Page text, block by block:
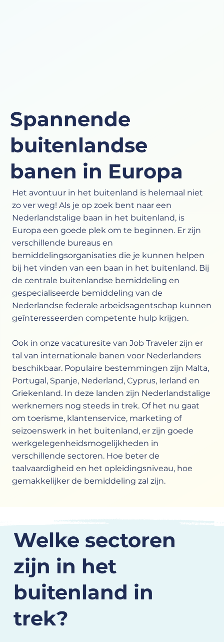
Spannende
buitenlandse
banen in Europa
Het avontuur in het buitenland is helemaal niet
zo ver weg! Als je op zoek bent naar een
Nederlandstalige baan in het buitenland, is
Europa een goede plek om te beginnen. Er zijn
verschillende bureaus en
bemiddelingsorganisaties die je kunnen helpen
bij het vinden van een baan in het buitenland. Bij
de centrale buitenlandse bemiddeling en
gespecialiseerde bemiddeling van de
Nederlandse federale arbeidsagentschap kunnen
geïnteresseerden competente hulp krijgen.
Ook in onze vacaturesite van Job Traveler zijn er
tal van internationale banen voor Nederlanders
beschikbaar. Populaire bestemmingen zijn Malta,
Portugal, Spanje, Nederland, Cyprus, Ierland en
Griekenland. In deze landen zijn Nederlandstalige
werknemers nog steeds in trek. Of het nu gaat
om toerisme, klantenservice, marketing of
seizoenswerk in het buitenland, er zijn goede
werkgelegenheidsmogelijkheden in
verschillende sectoren. Hoe beter de
taalvaardigheid en het opleidingsniveau, hoe
gemakkelijker de bemiddeling zal zijn.
Welke sectoren
zijn in het
buitenland in
trek?